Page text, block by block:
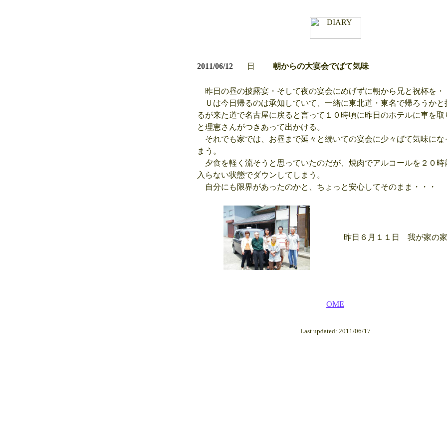
2011/06/12 日 朝からの大宴会でばて気味
昨日の昼の披露宴・そして夜の宴会にめげずに朝から兄と祝杯を・
Ｕは今日帰るのは承知していて、一緒に東北道・東名で帰ろうかと
るが来た道で名古屋に戻ると言って１０時頃に昨日のホテルに車を取
と理恵さんがつきあって出かける。
それでも家では、お昼まで延々と続いての宴会に少々ばて気味にな
まう。
夕食を軽く流そうと思っていたのだが、焼肉でアルコールを２０時
入らない状態でダウンしてしまう。
自分にも限界があったのかと、ちょっと安心してそのまま・・・
昨日６月１１日 我が家の
OME
Last updated: 2011/06/17